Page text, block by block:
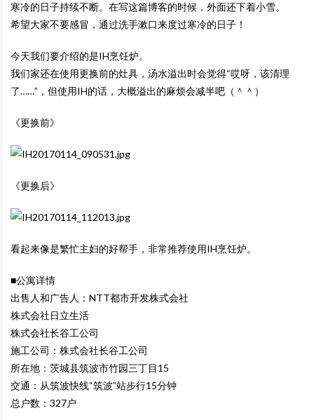
寒冷的日子持续不断。在写这篇博客的时候，外面还下着小雪。
希望大家不要感冒，通过洗手漱口来度过寒冷的日子！
今天我们要介绍的是IH烹饪炉。
我们家还在使用更换前的灶具，汤水溢出时会觉得“哎呀，该清理
了……”，但使用IH的话，大概溢出的麻烦会减半吧（＾＾）
《更换前》
《更换后》
看起来像是繁忙主妇的好帮手，非常推荐使用IH烹饪炉。
■公寓详情
出售人和广告人：NTT都市开发株式会社
株式会社日立生活
株式会社长谷工公司
施工公司：株式会社长谷工公司
所在地：茨城县筑波市竹园三丁目15
交通：从筑波快线“筑波”站步行15分钟
总户数：327户